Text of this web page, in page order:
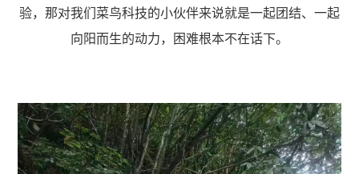
验，那对我们菜鸟科技的小伙伴来说就是一起团结、一起
向阳而生的动力，困难根本不在话下。